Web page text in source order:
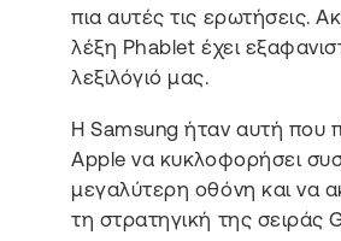
πια αυτές τις ερωτήσεις.
λέξη Phablet έχει
λεξιλόγιό μας.
H Samsung ήταν αυτή που
Apple να κυκλοφορήσει
μεγαλύτερη οθόνη και να
τη στρατηγική της σειράς